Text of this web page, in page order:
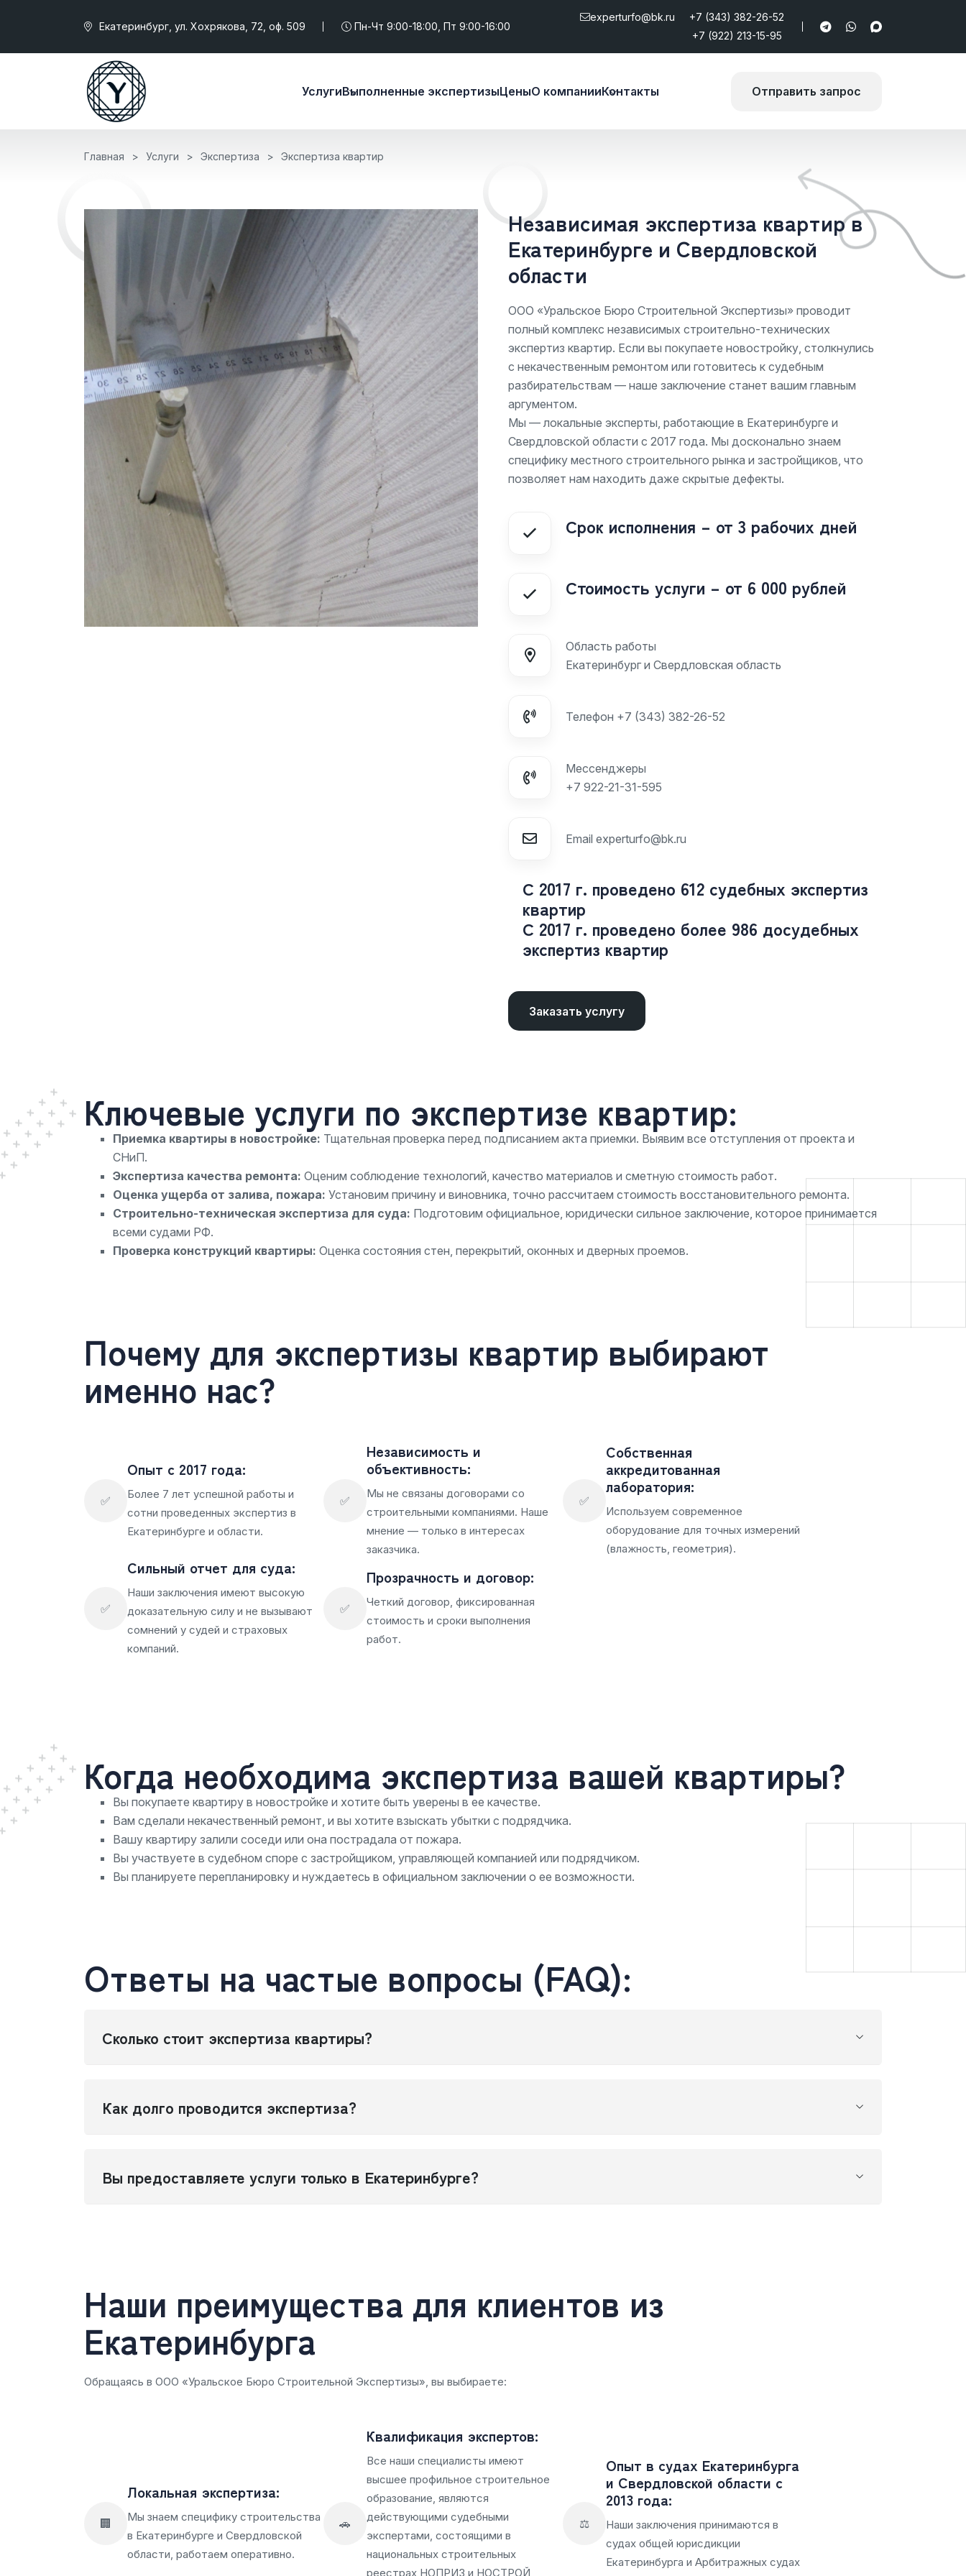
Екатеринбург, ул. Хохрякова, 72, оф. 509 Пн-Чт 9:00-18:00, Пт 9:00-16:00
experturfo@bk.ru
+7 (343) 382-26-52
+7 (922) 213-15-95
УслугиВыполненные экспертизыЦеныО компанииКонтакты Отправить запрос
Главная Услуги Экспертиза Экспертиза квартир
Независимая экспертиза квартир в
Екатеринбурге и Свердловской
области
ООО «Уральское Бюро Строительной Экспертизы» проводит
полный комплекс независимых строительно-технических
экспертиз квартир. Если вы покупаете новостройку, столкнулись
с некачественным ремонтом или готовитесь к судебным
разбирательствам — наше заключение станет вашим главным
аргументом.
Мы — локальные эксперты, работающие в Екатеринбурге и
Свердловской области с 2017 года. Мы досконально знаем
специфику местного строительного рынка и застройщиков, что
позволяет нам находить даже скрытые дефекты.
Срок исполнения – от 3 рабочих дней
Стоимость услуги – от 6 000 рублей
Область работы
Екатеринбург и Свердловская область
Телефон +7 (343) 382-26-52
Мессенджеры
+7 922-21-31-595
Email experturfo@bk.ru
С 2017 г. проведено 612 судебных экспертиз
квартир
С 2017 г. проведено более 986 досудебных
экспертиз квартир
Заказать услугу
Ключевые услуги по экспертизе квартир:
Приемка квартиры в новостройке: Тщательная проверка перед подписанием акта приемки. Выявим все отступления от проекта и
СНиП.
Экспертиза качества ремонта: Оценим соблюдение технологий, качество материалов и сметную стоимость работ.
Оценка ущерба от залива, пожара: Установим причину и виновника, точно рассчитаем стоимость восстановительного ремонта.
Строительно-техническая экспертиза для суда: Подготовим официальное, юридически сильное заключение, которое принимается
всеми судами РФ.
Проверка конструкций квартиры: Оценка состояния стен, перекрытий, оконных и дверных проемов.
Почему для экспертизы квартир выбирают
именно нас?
✅
Опыт с 2017 года:
Более 7 лет успешной работы и
сотни проведенных экспертиз в
Екатеринбурге и области.
✅
Независимость и
объективность:
Мы не связаны договорами со
строительными компаниями. Наше
мнение — только в интересах
заказчика.
✅
Собственная
аккредитованная
лаборатория:
Используем современное
оборудование для точных измерений
(влажность, геометрия).
✅
Сильный отчет для суда:
Наши заключения имеют высокую
доказательную силу и не вызывают
сомнений у судей и страховых
компаний.
✅
Прозрачность и договор:
Четкий договор, фиксированная
стоимость и сроки выполнения
работ.
Когда необходима экспертиза вашей квартиры?
Вы покупаете квартиру в новостройке и хотите быть уверены в ее качестве.
Вам сделали некачественный ремонт, и вы хотите взыскать убытки с подрядчика.
Вашу квартиру залили соседи или она пострадала от пожара.
Вы участвуете в судебном споре с застройщиком, управляющей компанией или подрядчиком.
Вы планируете перепланировку и нуждаетесь в официальном заключении о ее возможности.
Ответы на частые вопросы (FAQ):
Сколько стоит экспертиза квартиры?
Как долго проводится экспертиза?
Вы предоставляете услуги только в Екатеринбурге?
Наши преимущества для клиентов из
Екатеринбурга
Обращаясь в ООО «Уральское Бюро Строительной Экспертизы», вы выбираете:
🏢
Локальная экспертиза:
Мы знаем специфику строительства
в Екатеринбурге и Свердловской
области, работаем оперативно.
🚗
Квалификация экспертов:
Все наши специалисты имеют
высшее профильное строительное
образование, являются
действующими судебными
экспертами, состоящими в
национальных строительных
реестрах НОПРИЗ и НОСТРОЙ,
⚖️
Опыт в судах Екатеринбурга
и Свердловской области с
2013 года:
Наши заключения принимаются в
судах общей юрисдикции
Екатеринбурга и Арбитражных судах